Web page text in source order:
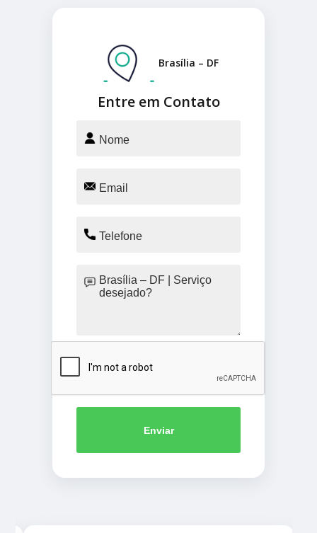
Entre em Contato
Brasília – DF
Enviar